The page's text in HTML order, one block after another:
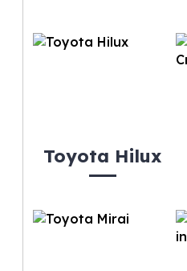
Toyota Hilux